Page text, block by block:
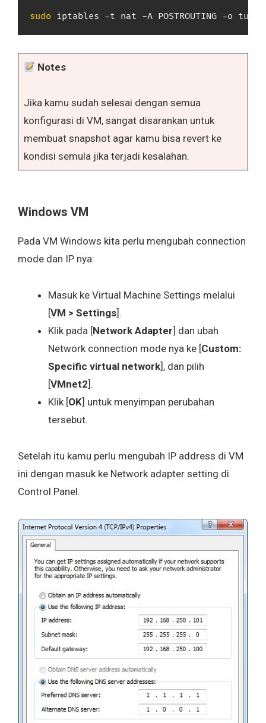
sudo iptables -t nat -A POSTROUTING -o
Notes
Jika kamu sudah selesai dengan semua
konfigurasi di VM, sangat disarankan untuk
membuat snapshot agar kamu bisa revert ke
kondisi semula jika terjadi kesalahan.
Windows VM
Pada VM Windows kita perlu mengubah connection
mode dan IP nya:
Masuk ke Virtual Machine Settings melalui
[VM > Settings].
Klik pada [Network Adapter] dan ubah
Network connection mode nya ke [Custom:
Specific virtual network], dan pilih
[VMnet2].
Klik [OK] untuk menyimpan perubahan
tersebut.
Setelah itu kamu perlu mengubah IP address di VM
ini dengan masuk ke Network adapter setting di
Control Panel.